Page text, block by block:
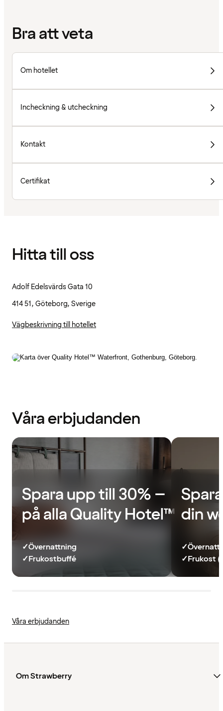
Bra att veta
Om hotellet
Incheckning & utcheckning
Kontakt
Certifikat
Hitta till oss
Adolf Edelsvärds Gata 10
414 51, Göteborg, Sverige
Vägbeskrivning till hotellet
Våra erbjudanden
Spara upp till 30% –
på alla Quality Hotel™
✓Övernattning
✓Frukostbuffé
din
✓
✓Frukost
Våra erbjudanden
Om Strawberry